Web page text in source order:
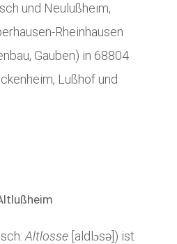
und Neulußheim,
Rheinhausen
Gauben) in 68804
Lußhof und
Altlosse [aldlɔsə]) ist